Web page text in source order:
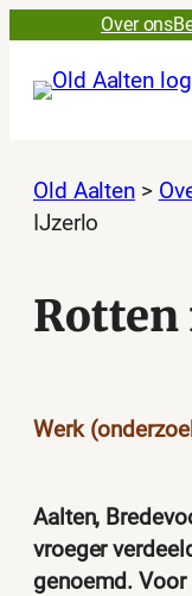
Over ons
Old Aalten >
IJzerlo
Rotten
Werk
Aalten,
vroeger
genoemd.